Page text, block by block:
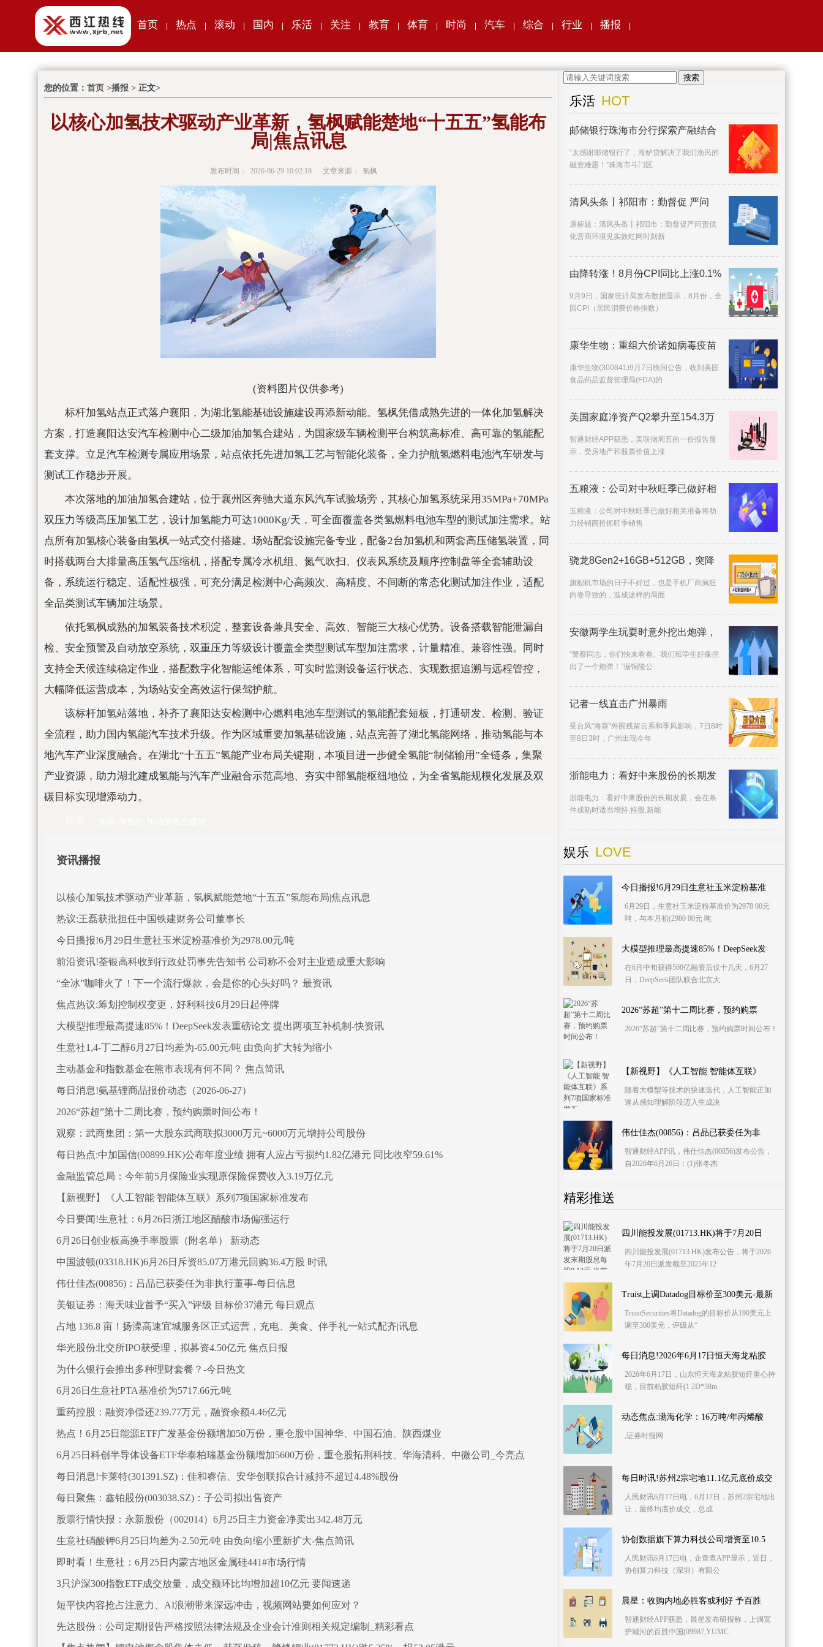
首页 热点 滚动 国内 乐活 关注 教育 体育 时尚 汽车 综合 行业 播报
您的位置： 首页 >播报 > 正文>
以核心加氢技术驱动产业革新，氢枫赋能楚地“十五五”氢能布
局|焦点讯息
发布时间： 2026-06-29 10:02:18 文章来源： 氢枫
(资料图片仅供参考)
标杆加氢站点正式落户襄阳，为湖北氢能基础设施建设再添新动能。氢枫凭借成熟先进的一体化加氢解决
方案，打造襄阳达安汽车检测中心二级加油加氢合建站，为国家级车辆检测平台构筑高标准、高可靠的氢能配
套支撑。立足汽车检测专属应用场景，站点依托先进加氢工艺与智能化装备，全力护航氢燃料电池汽车研发与
测试工作稳步开展。
本次落地的加油加氢合建站，位于襄州区奔驰大道东风汽车试验场旁，其核心加氢系统采用35MPa+70MPa
双压力等级高压加氢工艺，设计加氢能力可达1000Kg/天，可全面覆盖各类氢燃料电池车型的测试加注需求。站
点所有加氢核心装备由氢枫一站式交付搭建。场站配套设施完备专业，配备2台加氢机和两套高压储氢装置，同
时搭载两台大排量高压氢气压缩机，搭配专属冷水机组、氮气吹扫、仪表风系统及顺序控制盘等全套辅助设
备，系统运行稳定、适配性极强，可充分满足检测中心高频次、高精度、不间断的常态化测试加注作业，适配
全品类测试车辆加注场景。
依托氢枫成熟的加氢装备技术积淀，整套设备兼具安全、高效、智能三大核心优势。设备搭载智能泄漏自
检、安全预警及自动放空系统，双重压力等级设计覆盖全类型测试车型加注需求，计量精准、兼容性强。同时
支持全天候连续稳定作业，搭配数字化智能运维体系，可实时监测设备运行状态、实现数据追溯与远程管控，
大幅降低运营成本，为场站安全高效运行保驾护航。
该标杆加氢站落地，补齐了襄阳达安检测中心燃料电池车型测试的氢能配套短板，打通研发、检测、验证
全流程，助力国内氢能汽车技术升级。作为区域重要加氢基础设施，站点完善了湖北氢能网络，推动氢能与本
地汽车产业深度融合。在湖北“十五五”氢能产业布局关键期，本项目进一步健全氢能“制储输用”全链条，集聚
产业资源，助力湖北建成氢能与汽车产业融合示范高地、夯实中部氢能枢纽地位，为全省氢能规模化发展及双
碳目标实现增添动力。
资讯播报
以核心加氢技术驱动产业革新，氢枫赋能楚地“十五五”氢能布局|焦点讯息
热议:王磊获批担任中国铁建财务公司董事长
今日播报!6月29日生意社玉米淀粉基准价为2978.00元/吨
前沿资讯!荃银高科收到行政处罚事先告知书 公司称不会对主业造成重大影响
“全冰”咖啡火了！下一个流行爆款，会是你的心头好吗？ 最资讯
焦点热议:筹划控制权变更，好利科技6月29日起停牌
大模型推理最高提速85%！DeepSeek发表重磅论文 提出两项互补机制-快资讯
生意社1,4-丁二醇6月27日均差为-65.00元/吨 由负向扩大转为缩小
主动基金和指数基金在熊市表现有何不同？ 焦点简讯
每日消息!氨基锂商品报价动态（2026-06-27）
2026“苏超”第十二周比赛，预约购票时间公布！
观察：武商集团：第一大股东武商联拟3000万元~6000万元增持公司股份
每日热点:中加国信(00899.HK)公布年度业绩 拥有人应占亏损约1.82亿港元 同比收窄59.61%
金融监管总局：今年前5月保险业实现原保险保费收入3.19万亿元
【新视野】《人工智能 智能体互联》系列7项国家标准发布
今日要闻!生意社：6月26日浙江地区醋酸市场偏强运行
6月26日创业板高换手率股票（附名单） 新动态
中国波顿(03318.HK)6月26日斥资85.07万港元回购36.4万股 时讯
伟仕佳杰(00856)：吕品已获委任为非执行董事-每日信息
美银证券：海天味业首予“买入”评级 目标价37港元 每日观点
占地 136.8 亩！扬溧高速宜城服务区正式运营，充电、美食、伴手礼一站式配齐|讯息
华光股份北交所IPO获受理，拟募资4.50亿元 焦点日报
为什么银行会推出多种理财套餐？-今日热文
6月26日生意社PTA基准价为5717.66元/吨
重药控股：融资净偿还239.77万元，融资余额4.46亿元
热点！6月25日能源ETF广发基金份额增加50万份，重仓股中国神华、中国石油、陕西煤业
6月25日科创半导体设备ETF华泰柏瑞基金份额增加5600万份，重仓股拓荆科技、华海清科、中微公司_今亮点
每日消息!卡莱特(301391.SZ)：佳和睿信、安华创联拟合计减持不超过4.48%股份
每日聚焦：鑫铂股份(003038.SZ)：子公司拟出售资产
股票行情快报：永新股份（002014）6月25日主力资金净卖出342.48万元
生意社硝酸钾6月25日均差为-2.50元/吨 由负向缩小重新扩大-焦点简讯
即时看！生意社：6月25日内蒙古地区金属硅441#市场行情
3只沪深300指数ETF成交放量，成交额环比均增加超10亿元 要闻速递
短平快内容抢占注意力、AI浪潮带来深远冲击，视频网站要如何应对？
先达股份：公司定期报告严格按照法律法规及企业会计准则相关规定编制_精彩看点
搜索
乐活 HOT
邮储银行珠海市分行探索产融结合
“太感谢邮储银行了，海鲈贷解决了我们渔民的
融资难题！”珠海市斗门区
清风头条丨祁阳市：勤督促 严问
原标题：清风头条丨祁阳市：勤督促严问责优
化营商环境见实效红网时刻新
由降转涨！8月份CPI同比上涨0.1%
9月9日，国家统计局发布数据显示，8月份，全
国CPI（居民消费价格指数）
康华生物：重组六价诺如病毒疫苗
康华生物(300841)9月7日晚间公告，收到美国
食品药品监督管理局(FDA)的
美国家庭净资产Q2攀升至154.3万
智通财经APP获悉，美联储周五的一份报告显
示，受房地产和股票价值上涨
五粮液：公司对中秋旺季已做好相
五粮液：公司对中秋旺季已做好相关准备将助
力经销商抢抓旺季销售
骁龙8Gen2+16GB+512GB，突降
旗舰机市场的日子不好过，也是手机厂商疯狂
内卷导致的，造成这样的局面
安徽两学生玩耍时意外挖出炮弹，
“警察同志，你们快来看看。我们班学生好像挖
出了一个炮弹！”据铜陵公
记者一线直击广州暴雨
受台风“海葵”外围残留云系和季风影响，7日8时
至8日3时，广州出现今年
浙能电力：看好中来股份的长期发
浙能电力：看好中来股份的长期发展，会在条
件成熟时适当增持,持股,新能
娱乐 LOVE
今日播报!6月29日生意社玉米淀粉基准
6月29日，生意社玉米淀粉基准价为2978 00元
吨，与本月初(2980 00元 吨
大模型推理最高提速85%！DeepSeek发
在6月中旬获得500亿融资后仅十几天，6月27
日，DeepSeek团队联合北京大
2026“苏超”第十二周比赛，预约购票
2026“苏超”第十二周比赛，预约购票时间公布！
【新视野】《人工智能 智能体互联》
随着大模型等技术的快速迭代，人工智能正加
速从感知理解阶段迈入生成决
伟仕佳杰(00856)：吕品已获委任为非
智通财经APP讯，伟仕佳杰(00856)发布公告，
自2026年6月26日：(1)张冬杰
精彩推送
四川能投发展(01713.HK)将于7月20日
四川能投发展(01713 HK)发布公告，将于2026
年7月20日派发截至2025年12
Truist上调Datadog目标价至300美元-最新
TruistSecurities将Datadog的目标价从190美元上
调至300美元，评级从“
每日消息!2026年6月17日恒天海龙粘胶
2026年6月17日，山东恒天海龙粘胶短纤重心持
稳，目前粘胶短纤(1 2D*38m
动态焦点:渤海化学：16万吨/年丙烯酸
,证券时报网
每日时讯!苏州2宗宅地11.1亿元底价成交
人民财讯6月17日电，6月17日，苏州2宗宅地出
让，最终均底价成交，总成
协创数据旗下算力科技公司增资至10.5
人民财讯6月17日电，企查查APP显示，近日，
协创算力科技（深圳）有限公
晨星：收购内地必胜客或利好 予百胜
智通财经APP获悉，晨星发布研报称，上调宽
护城河的百胜中国(09987,YUMC